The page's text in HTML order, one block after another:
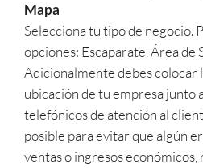
Mapa
Selecciona tu tipo de negocio.
opciones: Escaparate, Área de
Adicionalmente debes colocar
ubicación de tu empresa junto
telefónicos de atención al
posible para evitar que algún
ventas o ingresos